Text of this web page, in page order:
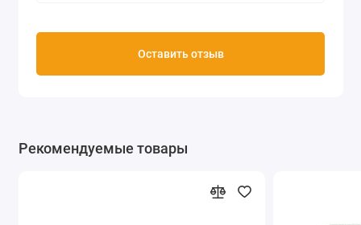
Оставить отзыв
Рекомендуемые товары